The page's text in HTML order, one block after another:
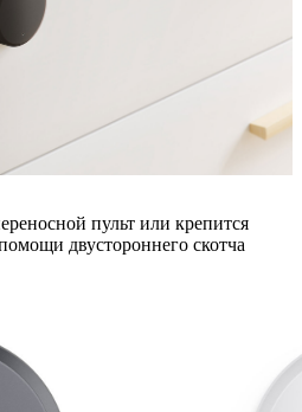
пульт или крепится
двустороннего скотча